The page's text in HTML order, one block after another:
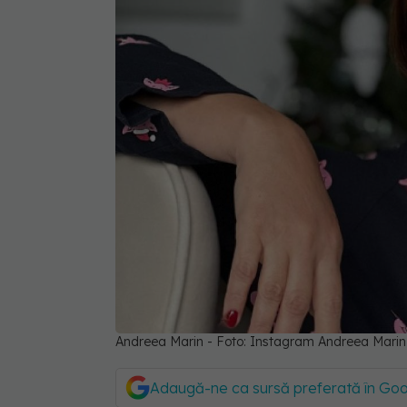
Andreea Marin - Foto: Instagram Andreea Marin
Adaugă-ne ca sursă preferată în